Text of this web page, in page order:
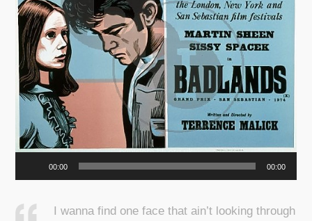
00:00 00:00
I wanna find one face that ain’t looking through